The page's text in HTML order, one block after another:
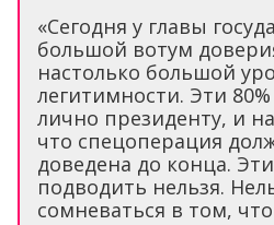
«Сегодня у главы
большой вотум
настолько большой
легитимности. Эти
лично президенту, и
что спецоперация
доведена до конца.
подводить нельзя.
сомневаться в том,